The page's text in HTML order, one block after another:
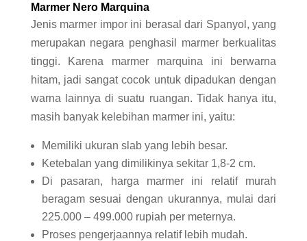
Marmer Nero Marquina
Jenis marmer impor ini berasal dari Spanyol, yang
merupakan negara penghasil marmer berkualitas
tinggi. Karena marmer marquina ini berwarna
hitam, jadi sangat cocok untuk dipadukan dengan
warna lainnya di suatu ruangan. Tidak hanya itu,
masih banyak kelebihan marmer ini, yaitu:
Memiliki ukuran slab yang lebih besar.
Ketebalan yang dimilikinya sekitar 1,8-2 cm.
Di pasaran, harga marmer ini relatif murah
beragam sesuai dengan ukurannya, mulai dari
225.000 – 499.000 rupiah per meternya.
Proses pengerjaannya relatif lebih mudah.